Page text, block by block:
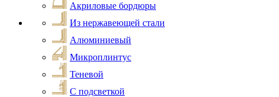
Акриловые бордюры
Из нержавеющей стали
Алюминиевый
Микроплинтус
Теневой
С подсветкой